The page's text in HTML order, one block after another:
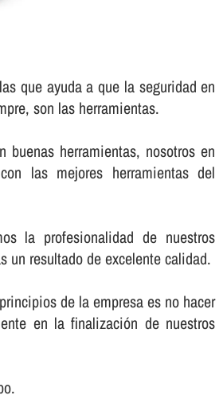
que ayuda a que la seguridad en
son las herramientas.
buenas herramientas, nosotros en
las mejores herramientas del
la profesionalidad de nuestros
un resultado de excelente calidad.
de la empresa es no hacer
en la finalización de nuestros